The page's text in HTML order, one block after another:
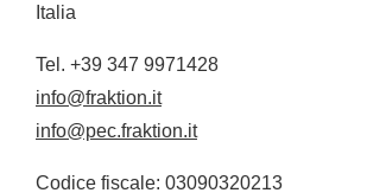
Italia
Tel. +39 347 9971428
info@fraktion.it
info@pec.fraktion.it
Codice fiscale: 03090320213